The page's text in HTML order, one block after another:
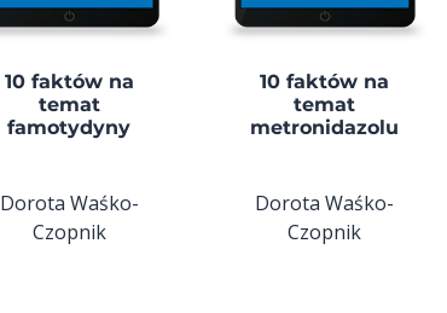
10 faktów na
temat
famotydyny
Dorota Waśko-
Czopnik
10 faktów na
temat
metronidazolu
Dorota Waśko-
Czopnik